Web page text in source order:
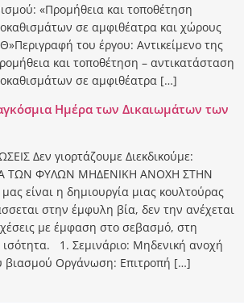
«Προμήθεια και τοποθέτηση
σε αμφιθέατρα και χώρους
του έργου: Αντικείμενο της
και τοποθέτηση – αντικατάσταση
σε αμφιθέατρα […]
Ημέρα των Δικαιωμάτων των
Δεν γιορτάζουμε Διεκδικούμε:
ΤΩΝ ΦΥΛΩΝ ΜΗΔΕΝΙΚΗ ΑΝΟΧΗ ΣΤΗΝ
είναι η δημιουργία μιας κουλτούρας
στην έμφυλη βία, δεν την ανέχεται
με έμφαση στο σεβασμό, στη
1. Σεμινάριο: Μηδενική ανοχή
βιασμού Οργάνωση: Επιτροπή […]